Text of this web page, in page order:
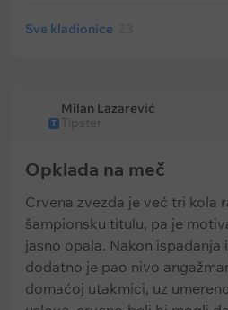
Sve kladionice
T
Milan Lazarević
Tipster
Opklada na meč
Crvena zvezda je već tri kola
šampionsku titulu, pa je
jasno opala. Nakon ispadanja
dodatno je pao nivo
domaćoj utakmici, uz